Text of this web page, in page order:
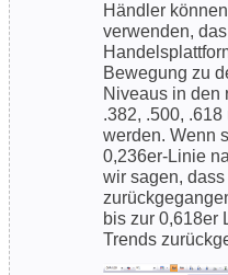
Händler
verwenden,
Bewegung zu
Niveaus in den
.382, .500,
werden. Wenn
0,236er-Linie
wir sagen,
bis zur 0,618er
Trends